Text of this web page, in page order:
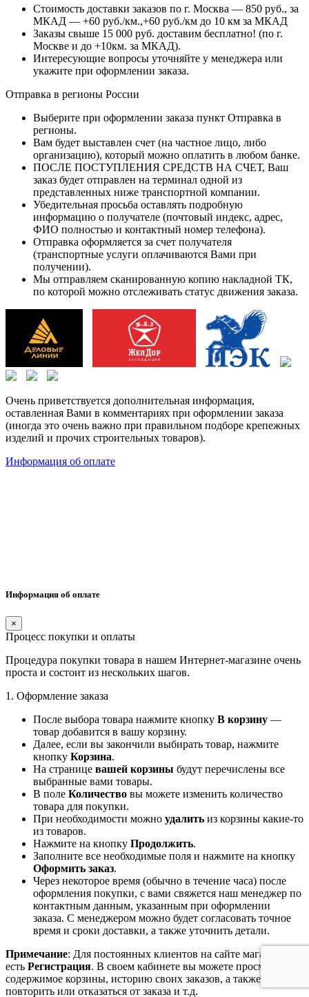
Стоимость доставки заказов по г. Москва — 850 руб., за
МКАД — +60 руб./км.,+60 руб./км до 10 км за МКАД
Заказы свыше 15 000 руб. доставим бесплатно! (по г.
Москве и до +10км. за МКАД).
Интересующие вопросы уточняйте у менеджера или
укажите при оформлении заказа.
Отправка в регионы России
Выберите при оформлении заказа пункт Отправка в
регионы.
Вам будет выставлен счет (на частное лицо, либо
организацию), который можно оплатить в любом банке.
ПОСЛЕ ПОСТУПЛЕНИЯ СРЕДСТВ НА СЧЕТ, Ваш
заказ будет отправлен на терминал одной из
представленных ниже транспортной компании.
Убедительная просьба оставлять подробную
информацию о получателе (почтовый индекс, адрес,
ФИО полностью и контактный номер телефона).
Отправка оформляется за счет получателя
(транспортные услуги оплачиваются Вами при
получении).
Мы отправляем сканированную копию накладной ТК,
по которой можно отслеживать статус движения заказа.
Очень приветствуется дополнительная информация,
оставленная Вами в комментариях при оформлении заказа
(иногда это очень важно при правильном подборе крепежных
изделий и прочих строительных товаров).
Информация об оплате
Информация об оплате
×
Процесс покупки и оплаты
Процедура покупки товара в нашем Интернет-магазине очень
проста и состоит из нескольких шагов.
1. Оформление заказа
После выбора товара нажмите кнопку В корзину —
товар добавится в вашу корзину.
Далее, если вы закончили выбирать товар, нажмите
кнопку Корзина.
На странице вашей корзины будут перечислены все
выбранные вами товары.
В поле Количество вы можете изменить количество
товара для покупки.
При необходимости можно удалить из корзины какие-то
из товаров.
Нажмите на кнопку Продолжить.
Заполните все необходимые поля и нажмите на кнопку
Оформить заказ.
Через некоторое время (обычно в течение часа) после
оформления покупки, с вами свяжется наш менеджер по
контактным данным, указанным при оформлении
заказа. С менеджером можно будет согласовать точное
время и сроки доставки, а также уточнить детали.
Примечание: Для постоянных клиентов на сайте магазина
есть Регистрация. В своем кабинете вы можете просмотреть
содержимое корзины, историю своих заказов, а также
повторить или отказаться от заказа и т.д.